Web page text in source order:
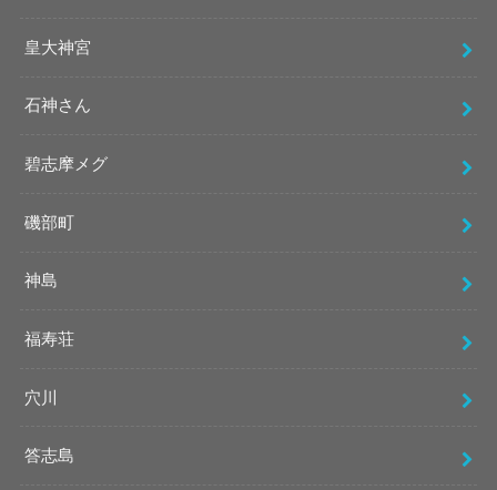
皇大神宮
石神さん
碧志摩メグ
磯部町
神島
福寿荘
穴川
答志島